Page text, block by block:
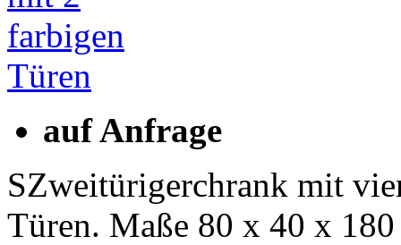
auf Anfrage
SZweitürigerchrank mit
Türen. Maße 80 x 40 x